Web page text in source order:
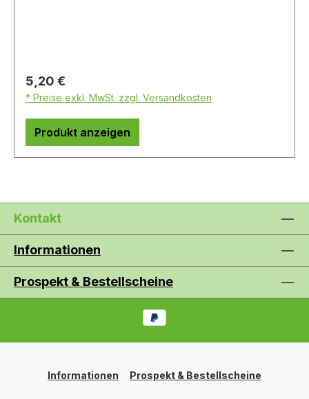
Regulärer Preis:
5,20 €
* Preise exkl. MwSt. zzgl. Versandkosten
Produkt anzeigen
Kontakt
Informationen
Prospekt & Bestellscheine
Informationen Prospekt & Bestellscheine